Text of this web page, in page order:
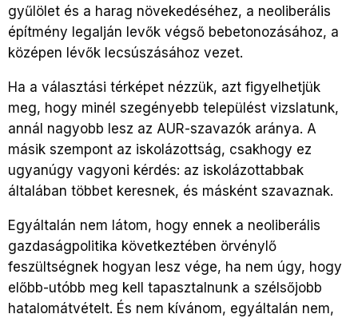
gyűlölet és a harag növekedéséhez, a neoliberális
építmény legalján levők végső bebetonozásához, a
középen lévők lecsúszásához vezet.
Ha a választási térképet nézzük, azt figyelhetjük
meg, hogy minél szegényebb települést vizslatunk,
annál nagyobb lesz az AUR-szavazók aránya. A
másik szempont az iskolázottság, csakhogy ez
ugyanúgy vagyoni kérdés: az iskolázottabbak
általában többet keresnek, és másként szavaznak.
Egyáltalán nem látom, hogy ennek a neoliberális
gazdaságpolitika következtében örvénylő
feszültségnek hogyan lesz vége, ha nem úgy, hogy
előbb-utóbb meg kell tapasztalnunk a szélsőjobb
hatalomátvételt. És nem kívánom, egyáltalán nem,